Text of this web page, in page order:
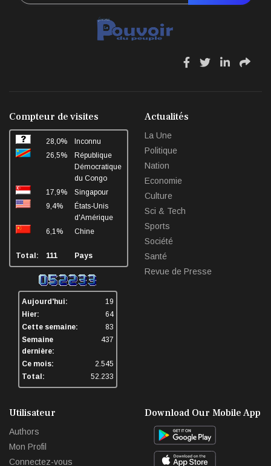
fa
fa
fa
fa
Compteur de visites
28,0%
Inconnu
26,5%
République
Démocratique
du Congo
17,9%
Singapour
9,4%
États-Unis
d'Amérique
6,1%
Chine
Total: 111 Pays
Aujourd'hui:
19
Hier:
64
Cette semaine:
83
Semaine
dernière:
437
Ce mois:
2.545
Total:
52.233
Actualités
La Une
Politique
Nation
Economie
Culture
Sci & Tech
Sports
Société
Santé
Revue de Presse
Utilisateur
Authors
Mon Profil
Connectez-vous
Download Our Mobile App